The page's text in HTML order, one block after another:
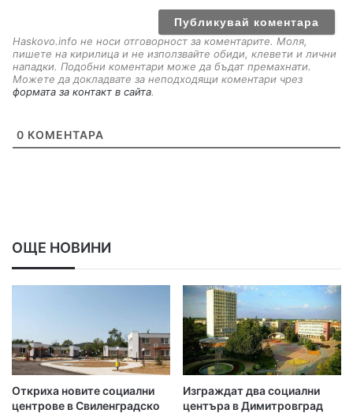
Haskovo.info не носи отговорност за коментарите. Моля,
пишете на кирилица и не използвайте обиди, клевети и лични
нападки. Подобни коментари може да бъдат премахнати.
Можете да докладвате за неподходящи коментари чрез
формата за контакт в сайта.
0 КОМЕНТАРА
ОЩЕ НОВИНИ
Откриха новите социални
центрове в Свиленградско
Изграждат два социални
центъра в Димитровград